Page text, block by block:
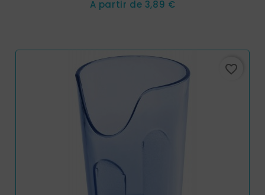
A partir de Prix
3,89 €
favorite_border